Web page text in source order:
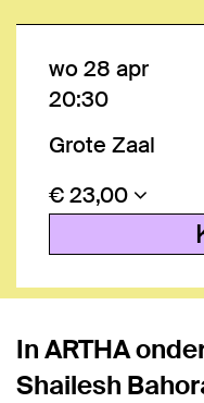
wo 28 apr
20:30
Grote Zaal
€ 23,00
In ARTHA
Shailesh